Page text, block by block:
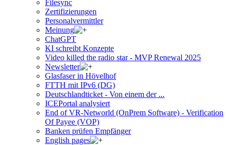
Filesync
Zertifizierungen
Personalvermittler
Meinung
ChatGPT
KI schreibt Konzepte
Video killed the radio star - MVP Renewal 2025
Newsletter
Glasfaser in Hövelhof
FTTH mit IPv6 (DG)
Deutschlandticket - Von einem der ...
ICEPortal analysiert
End of VR-Networld (OnPrem Software) - Verification
Of Payee (VOP)
Banken prüfen Empfänger
English pages